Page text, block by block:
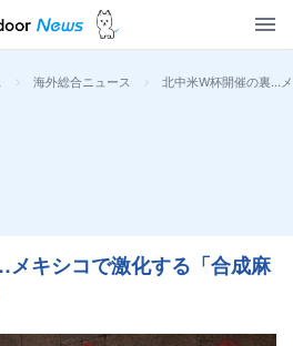
> 海外総合ニュース > 北中米W杯開催の裏…
キシコで激化する「合成麻